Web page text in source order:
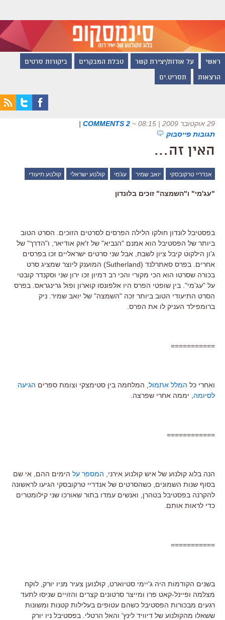
ראשי על אודות/יצירת קשר טבלת המבקרים ביקורות סרטים
הרצאות תסריט.ים
29 אוקטובר 2009 | 08:15 ~
2 COMMENTS
|
תגובות פייסבוק
האין זה…
אנדריי טרקובסקי יואב שמיר עג'מי קולנוע ישראלי קולנוע תיעודי
"עג'מי" ו"השמצה" זוכים בלונדון
בפסטיבל לונדון חולקו הלילה הפרסים לסרטים הזוכים. הסרט הטוב
ביותר של הפסטיבל הוא אמנם "הנביא" של ז'אק אודיאר, ו"הדרך" של
ג'ון הילקוט קיבל ציון לשבח, אבל שני סרטים ישראליים זכו בפרסים
אחרים. בפרס סאתרלנד (Sutherland) המוענק ליוצר שמציג סרט
בכורה שסרטו הוא הכי מקורי והכי רב דמיון זכו ירון שני וסקנדר קובטי
על "עג'מי". בין שופטי הפרס היו אלפונסו קוארון ופול גרינגראס. בפרס
הסרט התיעודי הטוב ביותר זכה "השמצה" של יואב שמיר. ניק
ברומפילד העניק לו את הפרס.
===========
ואחרי כל המלל אתמול , המלחמה בין סטימצקי וצומת ספרים הגיעה
לסיומה , יממה אחרי שפרצה.
============
הנה בלוג קולנוע של איש קולנוע אירני, המספר על הימים ההם, אי שם
בסוף שנות השמונים, כשהסרטים של אנדריי טרקובסקי הגיעו לראשונה
להקרנה בפסטיבל בטהרן, ואנשים עמדו בתור שאורכו שני קילומטרים
כדי לראות אותם.
===========
בשנים הקודמות היה ג'יימי סטיוארט, קולנוען צעיר מניו יורק, לוקח
מצלמה ופיינל-קאט פרו ומייצר סרטונים קצרים והזויים שניסו לתעד
רגעים מבכורות הפסטיבל כשהם עטופים בעלילות קטנות ומשונות
ששאלו מהקולנוע של דיוויד לינץ' והאל הרטלי. בפסטיבל ניו יורק